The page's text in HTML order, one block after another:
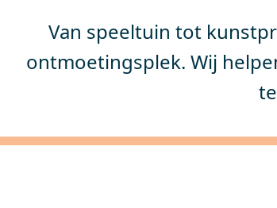
Van speeltuin tot
ontmoetingsplek. Wij